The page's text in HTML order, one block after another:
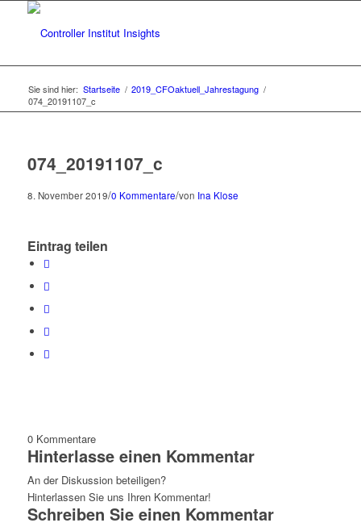
Sie sind hier: Startseite / 2019_CFOaktuell_Jahrestagung /
074_20191107_c
074_20191107_c
8. November 2019/0 Kommentare/von Ina Klose
Eintrag teilen
0 Kommentare
Hinterlasse einen Kommentar
An der Diskussion beteiligen?
Hinterlassen Sie uns Ihren Kommentar!
Schreiben Sie einen Kommentar